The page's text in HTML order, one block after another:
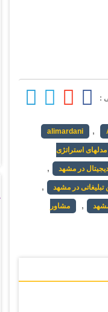
:
alimardani ,
مدلهای استراتژی
دیجیتال در مشهد ,
در مشهد ,
مشهد , مشاور